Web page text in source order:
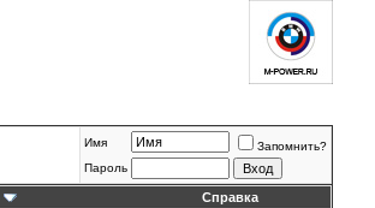
Имя
Запомнить?
Пароль
Справка